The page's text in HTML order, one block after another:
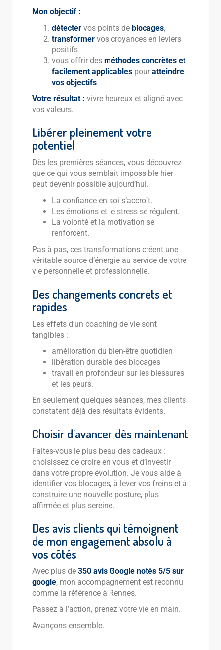
Mon objectif :
détecter vos points de blocages,
transformer vos croyances en leviers
positifs
vous offrir des méthodes concrètes et
facilement applicables pour atteindre
vos objectifs
Votre résultat : vivre heureux et aligné avec
vos valeurs.
Libérer pleinement votre
potentiel
Dès les premières séances, vous découvrez
que ce qui vous semblait impossible hier
peut devenir possible aujourd’hui.
La confiance en soi s’accroît.
Les émotions et le stress se régulent.
La volonté et la motivation se
renforcent.
Pas à pas, ces transformations créent une
véritable source d’énergie au service de votre
vie personnelle et professionnelle.
Des changements concrets et
rapides
Les effets d’un coaching de vie sont
tangibles :
amélioration du bien-être quotidien
libération durable des blocages
travail en profondeur sur les blessures
et les peurs.
En seulement quelques séances, mes clients
constatent déjà des résultats évidents.
Choisir d’avancer dès maintenant
Faites-vous le plus beau des cadeaux :
choisissez de croire en vous et d’investir
dans votre propre évolution. Je vous aide à
identifier vos blocages, à lever vos freins et à
construire une nouvelle posture, plus
affirmée et plus sereine.
Des avis clients qui témoignent
de mon engagement absolu à
vos côtés
Avec plus de 350 avis Google notés 5/5 sur
google, mon accompagnement est reconnu
comme la référence à Rennes.
Passez à l’action, prenez votre vie en main.
Avançons ensemble.